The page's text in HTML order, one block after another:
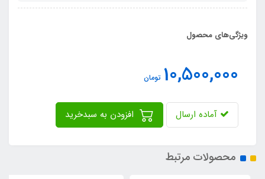
ویژگی‌های محصول
10,500,000 تومان
آماده ارسال
محصولات مرتبط